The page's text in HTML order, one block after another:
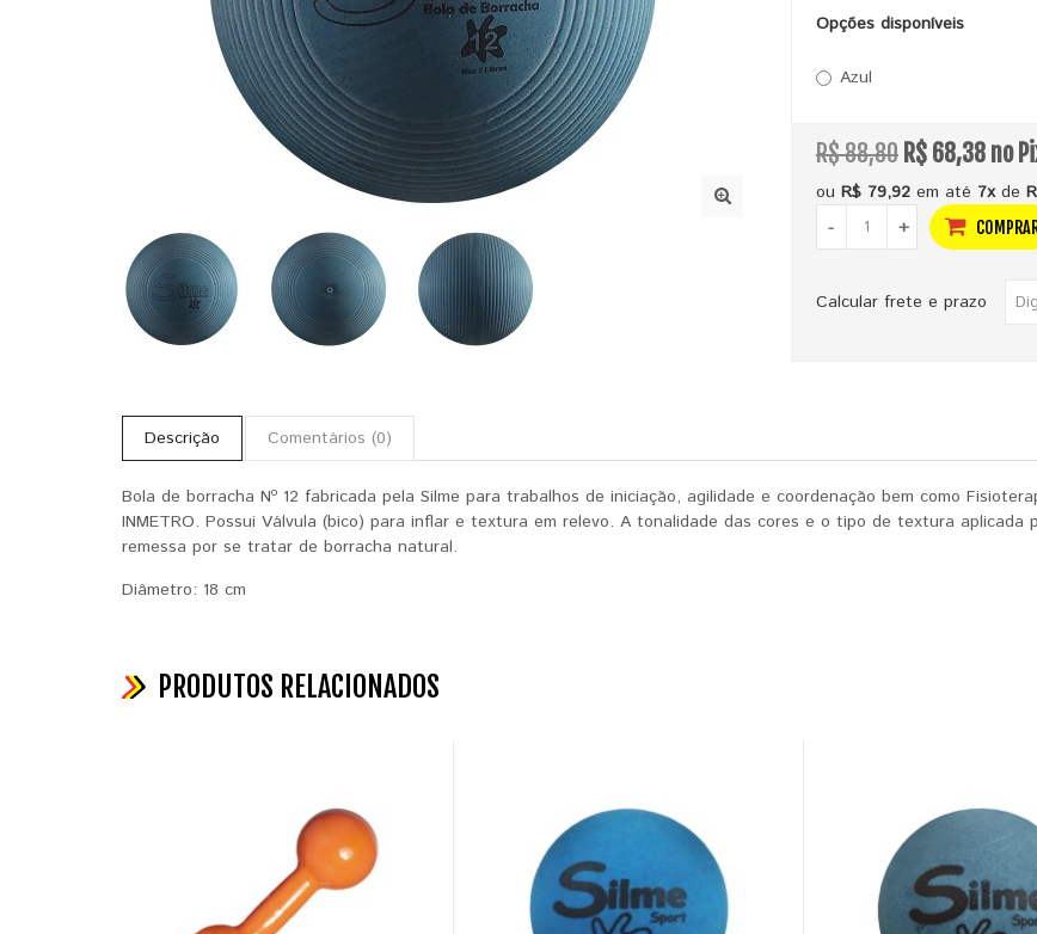
Opções disponíveis
Azul
R$ 88,80 R$ 68,38 no
ou R$ 79,92em até 7xde
-
+
Calcular frete e prazo
Descrição Comentários (0)
Bola de borracha Nº 12 fabricada pela Silme para trabalhos de iniciação, agilidade e coordenação bem como
INMETRO. Possui Válvula (bico) para inflar e textura em relevo. A tonalidade das cores e o tipo de textura aplicada
remessa por se tratar de borracha natural.
Diâmetro: 18 cm
PRODUTOS RELACIONADOS